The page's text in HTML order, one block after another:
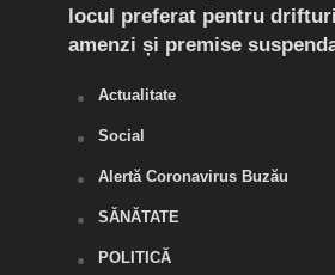
locul preferat pentru
amenzi și premise
Actualitate
Social
Alertă Coronavirus Buzău
SĂNĂTATE
POLITICĂ